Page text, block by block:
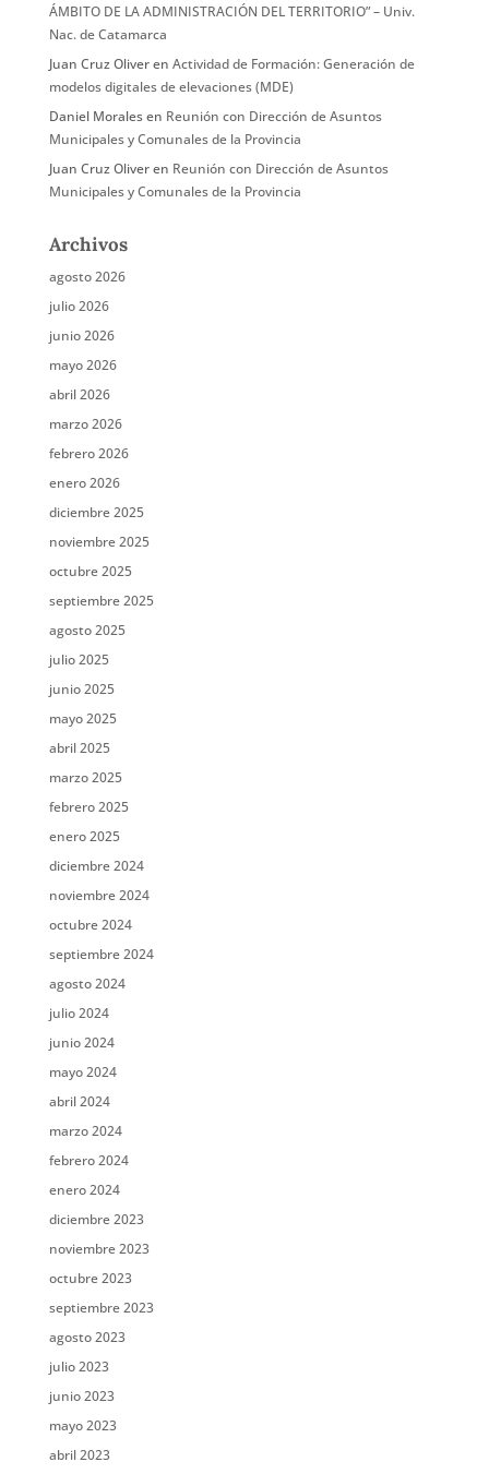
ÁMBITO DE LA ADMINISTRACIÓN DEL TERRITORIO” – Univ.
Nac. de Catamarca
Juan Cruz Oliveren Actividad de Formación: Generación de
modelos digitales de elevaciones (MDE)
Daniel Moralesen Reunión con Dirección de Asuntos
Municipales y Comunales de la Provincia
Juan Cruz Oliveren Reunión con Dirección de Asuntos
Municipales y Comunales de la Provincia
Archivos
agosto 2026
julio 2026
junio 2026
mayo 2026
abril 2026
marzo 2026
febrero 2026
enero 2026
diciembre 2025
noviembre 2025
octubre 2025
septiembre 2025
agosto 2025
julio 2025
junio 2025
mayo 2025
abril 2025
marzo 2025
febrero 2025
enero 2025
diciembre 2024
noviembre 2024
octubre 2024
septiembre 2024
agosto 2024
julio 2024
junio 2024
mayo 2024
abril 2024
marzo 2024
febrero 2024
enero 2024
diciembre 2023
noviembre 2023
octubre 2023
septiembre 2023
agosto 2023
julio 2023
junio 2023
mayo 2023
abril 2023